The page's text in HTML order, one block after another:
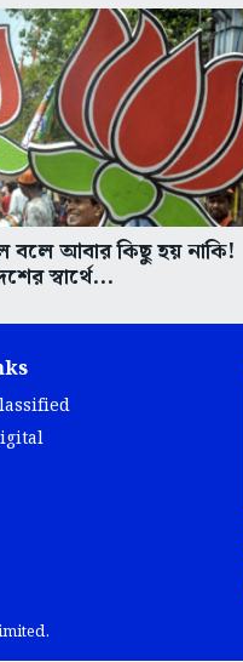
আবার কিছু হয় নাকি!
স্বার্থে...